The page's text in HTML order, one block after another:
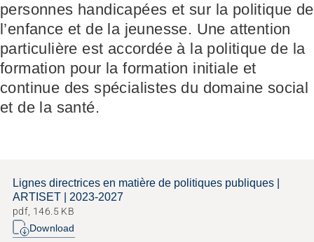
Recruter et diriger du personnel
Organiser le travail et construire la culture d’entreprise
Gérer l'entreprise et appliquer la loi
Garantir la sécurité
Régler le financement
Développer des offres
Promouvoir des offres
Promouvoir la durabilité
Favoriser l'intégration professionnelle
Accompagner la fin de vie
Organiser les transitions
Renforcer l’autodétermination
Aborder les questions de santé
Protéger l'intégrité
Fédération
Équipe
Travailler chez ARTISET
Affiliation
Vision, mission, valeurs
Politiques publiques & Prises de position
Travail en réseaux
Projets
personnes handicapées et sur la politique de
l’enfance et de la jeunesse. Une attention
particulière est accordée à la politique de la
formation pour la formation initiale et
continue des spécialistes du domaine social
et de la santé.
Lignes directrices en matière de politiques publiques |
ARTISET | 2023-2027
pdf, 146.5 KB
Download